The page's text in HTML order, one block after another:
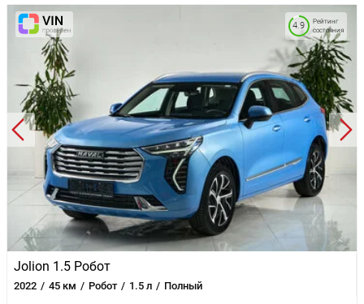
Jolion 1.5 Робот
2022 45 км Робот 1.5 л Полный
Рейтинг
состояния
4.9